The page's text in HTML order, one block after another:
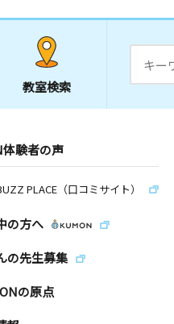
教室検索
験者の声
PLACE（口コミサイト）
の方へ
の先生募集
の原点